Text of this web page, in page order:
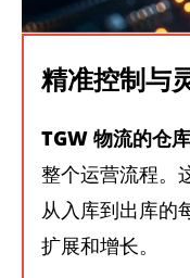
精准控制与
TGW 物流的仓
整个运营流程。
从入库到出库的
扩展和增长。